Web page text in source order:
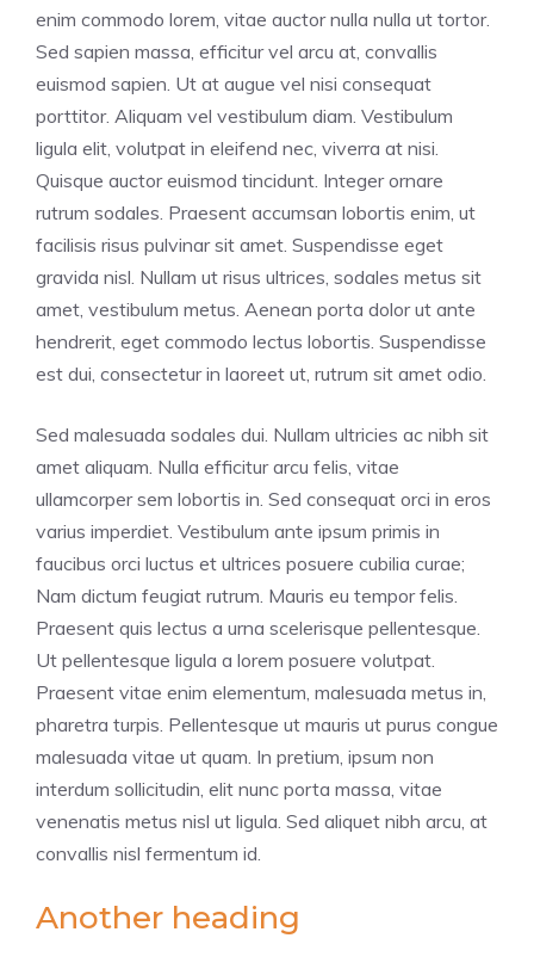
enim commodo lorem, vitae auctor nulla nulla ut tortor.
Sed sapien massa, efficitur vel arcu at, convallis
euismod sapien. Ut at augue vel nisi consequat
porttitor. Aliquam vel vestibulum diam. Vestibulum
ligula elit, volutpat in eleifend nec, viverra at nisi.
Quisque auctor euismod tincidunt. Integer ornare
rutrum sodales. Praesent accumsan lobortis enim, ut
facilisis risus pulvinar sit amet. Suspendisse eget
gravida nisl. Nullam ut risus ultrices, sodales metus sit
amet, vestibulum metus. Aenean porta dolor ut ante
hendrerit, eget commodo lectus lobortis. Suspendisse
est dui, consectetur in laoreet ut, rutrum sit amet odio.
Sed malesuada sodales dui. Nullam ultricies ac nibh sit
amet aliquam. Nulla efficitur arcu felis, vitae
ullamcorper sem lobortis in. Sed consequat orci in eros
varius imperdiet. Vestibulum ante ipsum primis in
faucibus orci luctus et ultrices posuere cubilia curae;
Nam dictum feugiat rutrum. Mauris eu tempor felis.
Praesent quis lectus a urna scelerisque pellentesque.
Ut pellentesque ligula a lorem posuere volutpat.
Praesent vitae enim elementum, malesuada metus in,
pharetra turpis. Pellentesque ut mauris ut purus congue
malesuada vitae ut quam. In pretium, ipsum non
interdum sollicitudin, elit nunc porta massa, vitae
venenatis metus nisl ut ligula. Sed aliquet nibh arcu, at
convallis nisl fermentum id.
Another heading